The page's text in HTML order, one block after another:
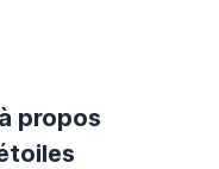
propos